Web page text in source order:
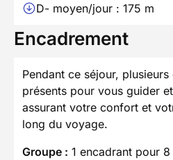
D- moyen/jour : 175 m
Encadrement
Pendant ce séjour,
présents pour vous guider
assurant votre confort et
long du voyage.
Groupe : 1 encadrant pour